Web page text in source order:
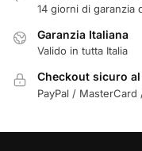
14 giorni di garanzia
Garanzia Italiana
Valido in tutta Italia
Checkout sicuro al
PayPal / MasterCard